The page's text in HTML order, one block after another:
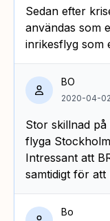
Sedan efter
användas som
inrikesflyg som
BO
2020-04-
Stor skillnad
flyga
Intressant att
samtidigt för att
Bo